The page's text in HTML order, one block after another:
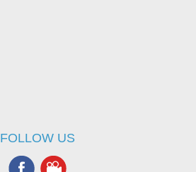
FOLLOW US